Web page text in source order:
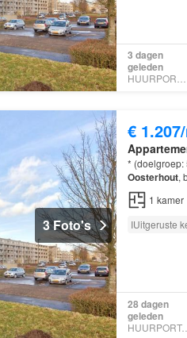
3 dagen
geleden
HUURPORTAAL
3 Foto's
€
* (doelgroep:
Oosterhout,
1 kamer
IUitgeruste
28 dagen
geleden
HUURPORTAAL